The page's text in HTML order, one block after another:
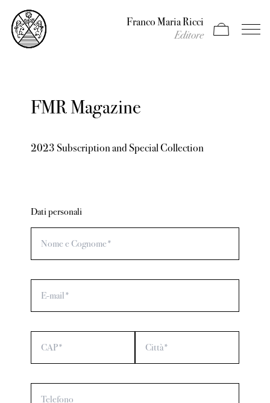
Franco Maria Ricci
Editore Apri carrello
Apri il
FMR Magazine
2023 Subscription and Special Collection
Dati personali